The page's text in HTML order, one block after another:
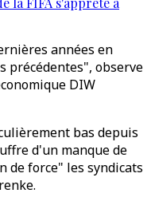
années en
précédentes", observe
DIW
bas depuis
d'un manque de
de force" les syndicats